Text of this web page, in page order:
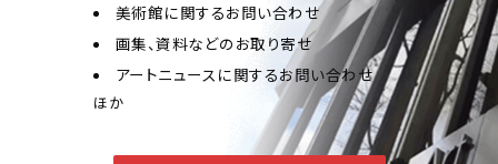
美術館に関するお問い合わせ
画集、資料などのお取り寄せ
アートニュースに関するお問い合わせ
ほか